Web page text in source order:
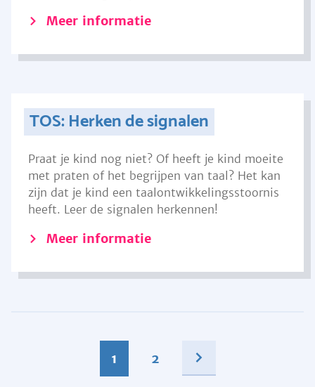
Meer informatie
TOS: Herken de signalen
Praat je kind nog niet? Of heeft je kind moeite
met praten of het begrijpen van taal? Het kan
zijn dat je kind een taalontwikkelingsstoornis
heeft. Leer de signalen herkennen!
Meer informatie
1 2